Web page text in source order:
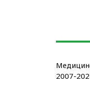
2007-